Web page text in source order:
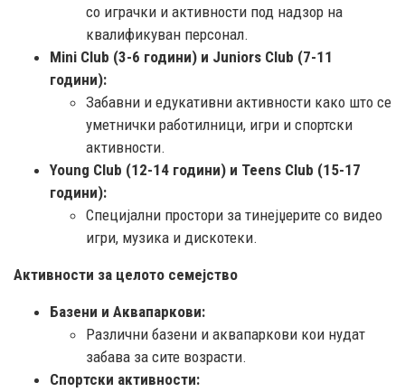
со играчки и активности под надзор на
квалификуван персонал.
Mini Club (3-6 години) и Juniors Club (7-11
години):
Забавни и едукативни активности како што се
уметнички работилници, игри и спортски
активности.
Young Club (12-14 години) и Teens Club (15-17
години):
Специјални простори за тинејџерите со видео
игри, музика и дискотеки.
Активности за целото семејство
Базени и Аквапаркови:
Различни базени и аквапаркови кои нудат
забава за сите возрасти.
Спортски активности: